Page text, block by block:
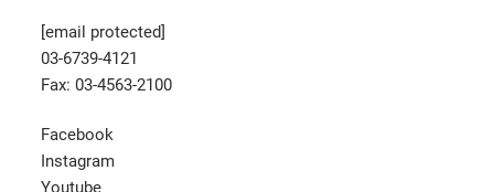
[email protected]
03-6739-4121
Fax: 03-4563-2100
Facebook
Instagram
Youtube